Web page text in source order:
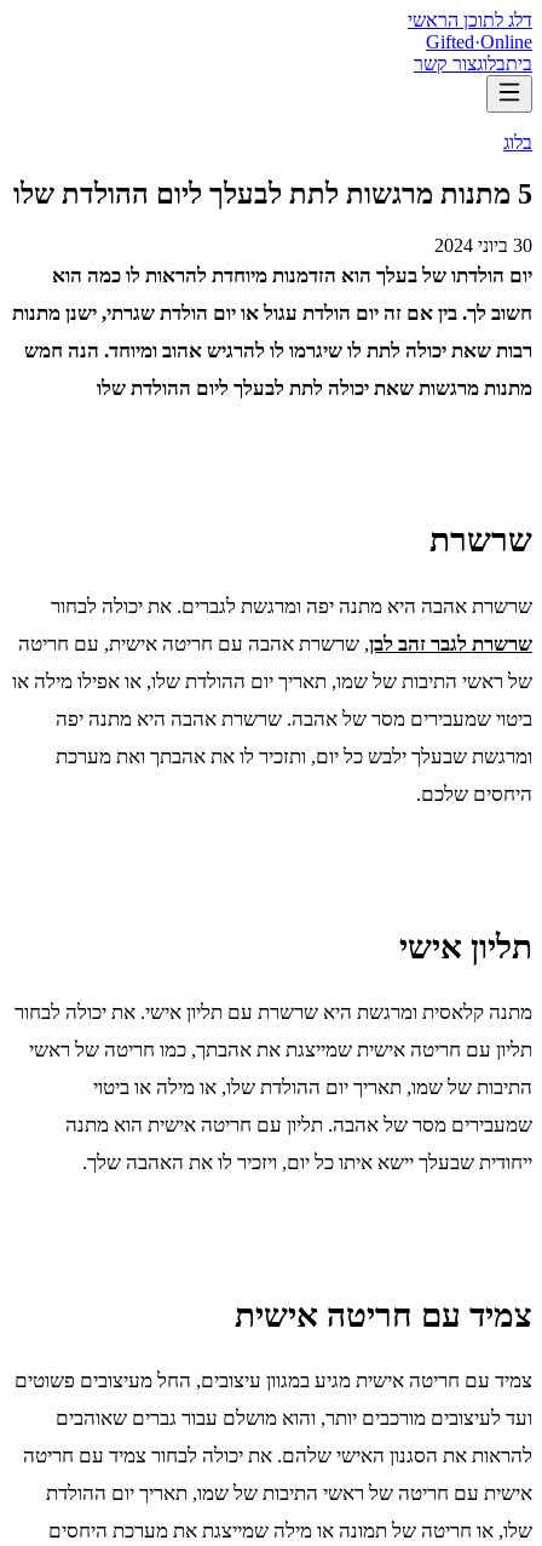
דלג לתוכן הראשי
Gifted·Online
ביתבלוגצור קשר
בלוג
5 מתנות מרגשות לתת לבעלך ליום ההולדת שלו
30 ביוני 2024
יום הולדתו של בעלך הוא הזדמנות מיוחדת להראות לו כמה הוא
חשוב לך. בין אם זה יום הולדת עגול או יום הולדת שגרתי, ישנן מתנות
רבות שאת יכולה לתת לו שיגרמו לו להרגיש אהוב ומיוחד. הנה חמש
מתנות מרגשות שאת יכולה לתת לבעלך ליום ההולדת שלו
שרשרת
שרשרת אהבה היא מתנה יפה ומרגשת לגברים. את יכולה לבחור
שרשרת לגבר זהב לבן, שרשרת אהבה עם חריטה אישית, עם חריטה
של ראשי התיבות של שמו, תאריך יום ההולדת שלו, או אפילו מילה או
ביטוי שמעבירים מסר של אהבה. שרשרת אהבה היא מתנה יפה
ומרגשת שבעלך ילבש כל יום, ותזכיר לו את אהבתך ואת מערכת
היחסים שלכם.
תליון אישי
מתנה קלאסית ומרגשת היא שרשרת עם תליון אישי. את יכולה לבחור
תליון עם חריטה אישית שמייצגת את אהבתך, כמו חריטה של ראשי
התיבות של שמו, תאריך יום ההולדת שלו, או מילה או ביטוי
שמעבירים מסר של אהבה. תליון עם חריטה אישית הוא מתנה
ייחודית שבעלך יישא איתו כל יום, ויזכיר לו את האהבה שלך.
צמיד עם חריטה אישית
צמיד עם חריטה אישית מגיע במגוון עיצובים, החל מעיצובים פשוטים
ועד לעיצובים מורכבים יותר, והוא מושלם עבור גברים שאוהבים
להראות את הסגנון האישי שלהם. את יכולה לבחור צמיד עם חריטה
אישית עם חריטה של ראשי התיבות של שמו, תאריך יום ההולדת
שלו, או חריטה של תמונה או מילה שמייצגת את מערכת היחסים